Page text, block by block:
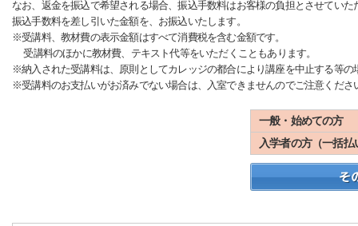
なお、返金を振込で希望される場合、振込手数料はお客様の負担とさせていた
振込手数料を差し引いた金額を、お振込いたします。
※受講料、教材費の表示金額はすべて消費税を含む金額です。
受講料のほかに教材費、テキスト代等をいただくこともあります。
※納入された受講料は、原則としてカレッジの都合により講座を中止する等
※受講料のお支払いがお済みでない場合は、入室できませんのでご注意くださ
一般・始めての方
入学者の方（一括払